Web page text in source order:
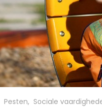
Pesten, Sociale